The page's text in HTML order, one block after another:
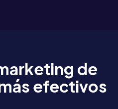
de
efectivos